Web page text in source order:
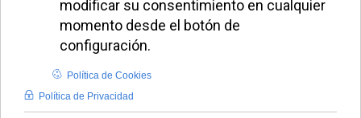
oración en Tierra
Santa